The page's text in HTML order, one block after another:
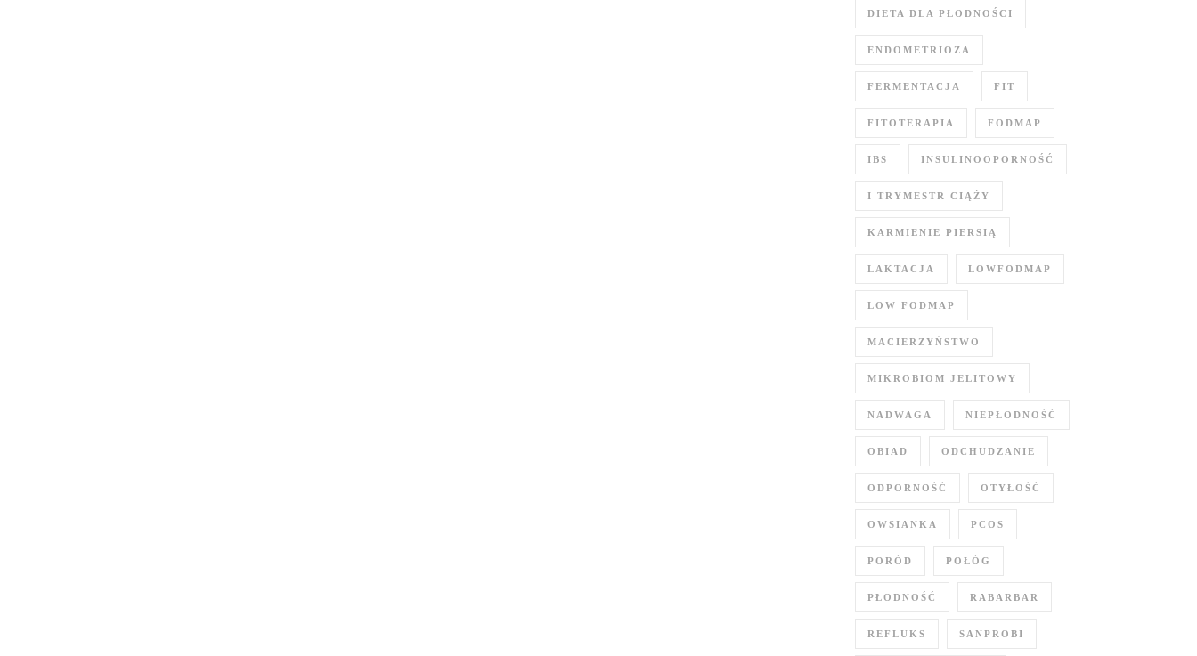
DIETA DLA PŁODNOŚCI
ENDOMETRIOZA
FERMENTACJA FIT
FITOTERAPIA FODMAP
IBS INSULINOOPORNOŚĆ
I TRYMESTR CIĄŻY
KARMIENIE PIERSIĄ
LAKTACJA LOWFODMAP
LOW FODMAP
MACIERZYŃSTWO
MIKROBIOM JELITOWY
NADWAGA NIEPŁODNOŚĆ
OBIAD ODCHUDZANIE
ODPORNOŚĆ OTYŁOŚĆ
OWSIANKA PCOS
PORÓD POŁÓG
PŁODNOŚĆ RABARBAR
REFLUKS SANPROBI